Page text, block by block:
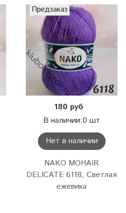
Предзаказ
180 руб
В наличии:0 шт
Нет в наличии
NAKO MOHAIR
DELICATE 6118, Светлая
ежевика